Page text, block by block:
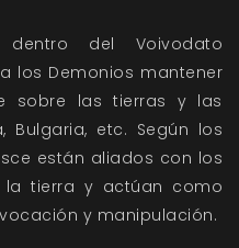
del Voivodato
los Demonios mantener
sobre las tierras y las
Bulgaria, etc. Según los
están aliados con los
la tierra y actúan como
y manipulación.